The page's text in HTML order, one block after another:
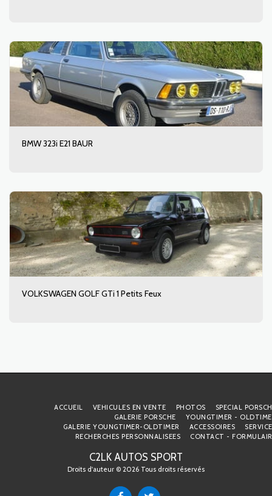
BMW 323i E21 BAUR
VOLKSWAGEN GOLF GTi 1 Petits Feux
C2LK AUTOS SPORT
Droits d'auteur © 2026 Tous droits réservés
ACCUEIL VEHICULES EN VENTE PHOTOS
SPECIAL
GALERIE PORSCHE
YOUNGTIMER -
GALERIE YOUNGTIMER-OLDTIMER
ACCESSOIRES
RECHERCHES PERSONNALISEES
CONTACT -